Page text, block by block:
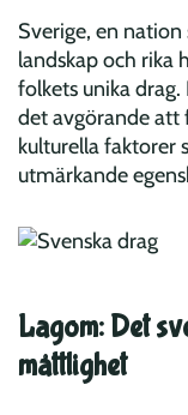
Sverige, en nation
landskap och rika
folkets unika
det avgörande att
kulturella faktorer
utmärkande
Lagom: Det
måttlighet